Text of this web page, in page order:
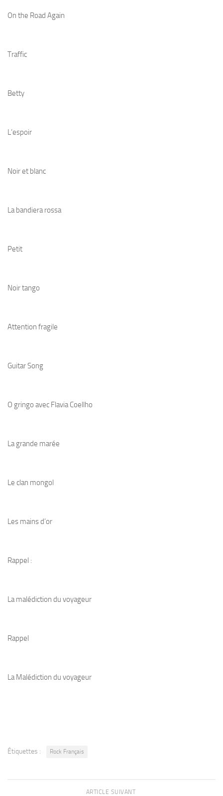
On the Road Again
Traffic
Betty
L’espoir
Noir et blanc
La bandiera rossa
Petit
Noir tango
Attention fragile
Guitar Song
O gringo avec Flavia Coellho
La grande marée
Le clan mongol
Les mains d’or
Rappel :
La malédiction du voyageur
Rappel
La Malédiction du voyageur
Étiquettes : Rock Français
ARTICLE SUIVANT